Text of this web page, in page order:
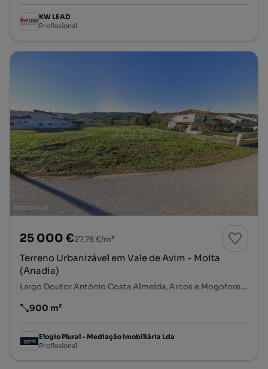
KW LEAD
Profissional
25 000 €27,78 €/m²
Terreno Urbanizável em Vale de Avim - Moita
(Anadia)
Largo Doutor António Costa Almeida, Arcos e Mogofores, Anadia, Aveiro
Preço por metro quadrado
900 m²
Elogio Plural - Mediação Imobiliária Lda
Profissional